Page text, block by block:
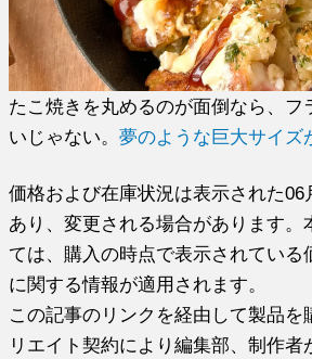
たこ焼きを丸めるのが面倒なら、フ
いじゃない。夢のような巨大サイズ
価格および在庫状況は表示された06
あり、変更される場合があります。
ては、購入の時点で表示されている
に関する情報が適用されます。
この記事のリンクを経由して製品を
リエイト契約により編集部、制作者